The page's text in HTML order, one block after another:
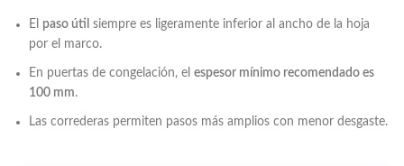
El paso útil siempre es ligeramente inferior al ancho de la hoja
por el marco.
En puertas de congelación, el espesor mínimo recomendado es
100 mm.
Las correderas permiten pasos más amplios con menor desgaste.